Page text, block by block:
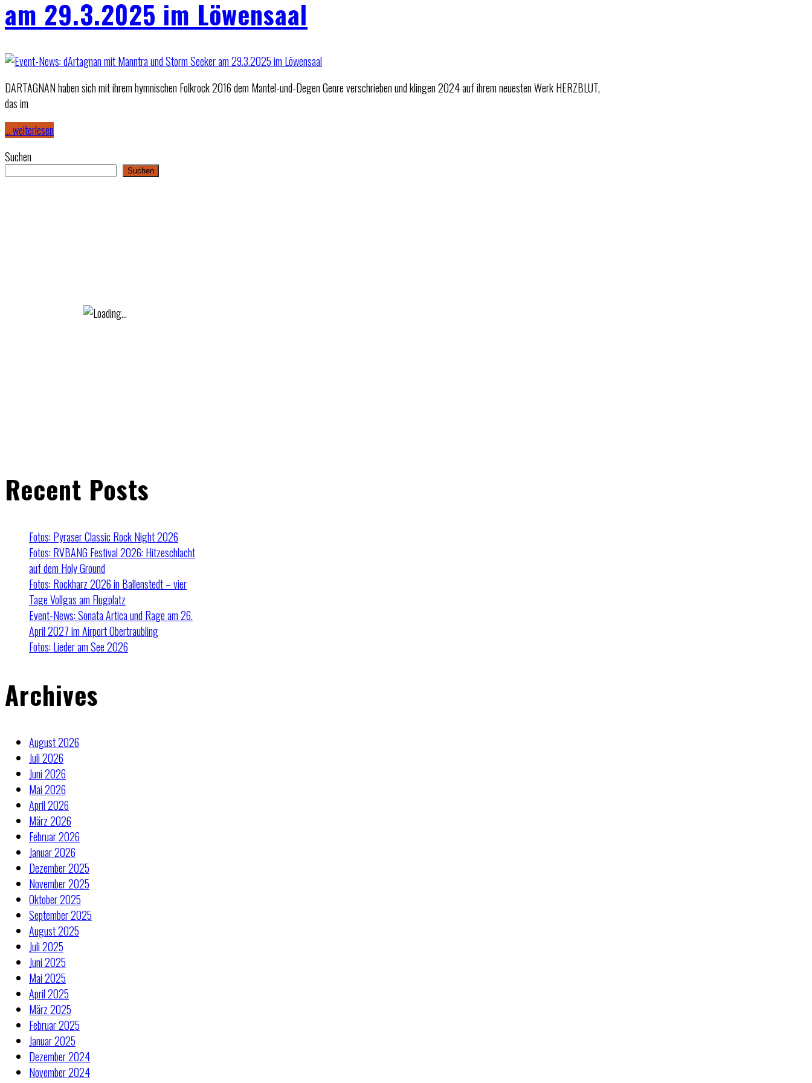
am 29.3.2025 im Löwensaal
DARTAGNAN haben sich mit ihrem hymnischen Folkrock 2016 dem Mantel-und-Degen Genre verschrieben und klingen 2024 auf ihrem neuesten Werk HERZBLUT,
das im
… weiterlesen
Suchen
Suchen
Recent Posts
Fotos: Pyraser Classic Rock Night 2026
Fotos: RVBANG Festival 2026: Hitzeschlacht
auf dem Holy Ground
Fotos: Rockharz 2026 in Ballenstedt – vier
Tage Vollgas am Flugplatz
Event-News: Sonata Artica und Rage am 26.
April 2027 im Airport Obertraubling
Fotos: Lieder am See 2026
Archives
August 2026
Juli 2026
Juni 2026
Mai 2026
April 2026
März 2026
Februar 2026
Januar 2026
Dezember 2025
November 2025
Oktober 2025
September 2025
August 2025
Juli 2025
Juni 2025
Mai 2025
April 2025
März 2025
Februar 2025
Januar 2025
Dezember 2024
November 2024